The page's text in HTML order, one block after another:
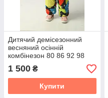
Дитячий демісезонний
весняний осінній
комбінезон 80 86 92 98
капюшоном
1 500 ₴
Купити